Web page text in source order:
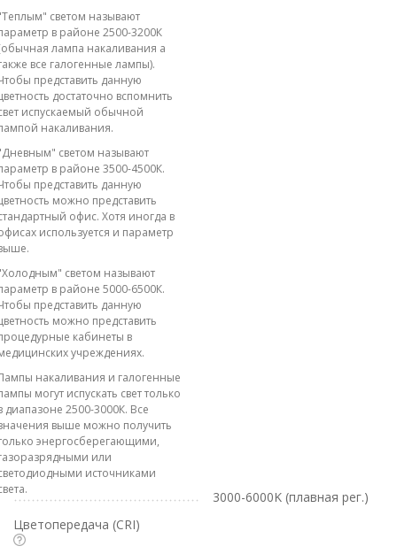
светом называют
в районе 2500-3200К
лампа накаливания а
все галогенные лампы).
представить данную
достаточно вспомнить
испускаемый обычной
накаливания.
светом называют
в районе 3500-4500К.
представить данную
можно представить
офис. Хотя иногда в
используется и параметр
светом называют
в районе 5000-6500К.
представить данную
можно представить
кабинеты в
учреждениях.
накаливания и галогенные
могут испускать свет только
диапазоне 2500-3000К. Все
выше можно получить
энергосберегающими,
или
источниками
3000-6000K (плавная рег.)
Цветопередача (CRI)